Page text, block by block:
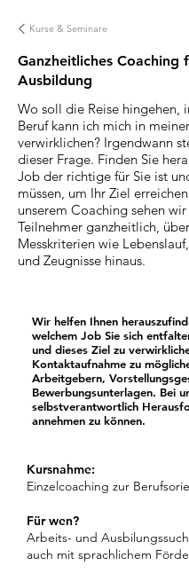
Kurse & Seminare
Ganzheitliches Coaching
Ausbildung
Wo soll die Reise hingehen,
Beruf kann ich mich in
verwirklichen? Irgendwann
dieser Frage. Finden Sie
Job der richtige für Sie ist
müssen, um Ihr Ziel
unserem Coaching sehen wir
Teilnehmer ganzheitlich,
Messkriterien wie
und Zeugnisse hinaus.
Wir helfen Ihnen
welchem Job Sie sich
und dieses Ziel zu
Kontaktaufnahme zu
Arbeitgebern,
Bewerbungsunterlagen. Bei
selbstverantwortlich
annehmen zu können.
Kursnahme:
Einzelcoaching zur
Für wen?
Arbeits- und
auch mit sprachlichem